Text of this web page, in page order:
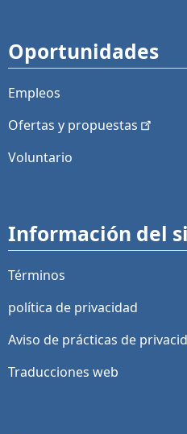
Oportunidades
Empleos
Ofertas y propuestas
Voluntario
Información del
Términos
política de privacidad
Aviso de prácticas de
Traducciones web